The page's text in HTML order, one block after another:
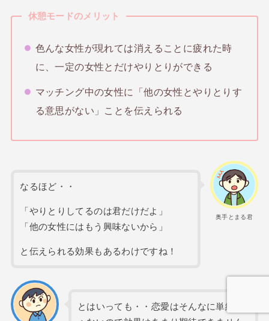
休憩モードのメリット
色んな女性が現れては消えることに疲れた時
に、一定の女性とだけやりとりができる
マッチング中の女性に「他の女性とやりとりす
る意思がない」ことを伝えられる
奥手とまる君
なるほど・・
「やりとりしてるのは君だけだよ」
「他の女性にはもう興味ないから」
と伝えられる効果もあるわけですね！
とはいっても・・恋愛はそんなに単純じ